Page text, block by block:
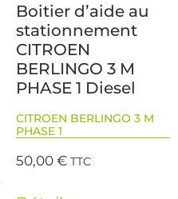
Boitier d’aide au
stationnement
CITROEN
BERLINGO 3 M
PHASE 1 Diesel
CITROEN BERLINGO 3 M
PHASE 1
50,00€ TTC